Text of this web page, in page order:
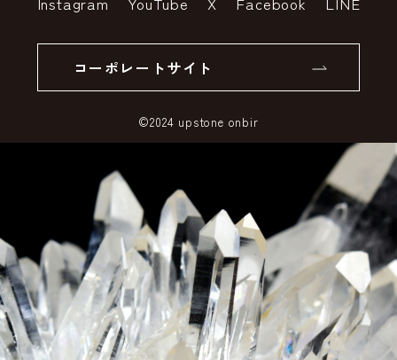
SSLサーバー証明書とは
コーポレートサイト
©2024 upstone onbir